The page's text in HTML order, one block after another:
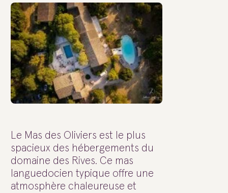
Le Mas des Oliviers est le plus
spacieux des hébergements du
domaine des Rives. Ce mas
languedocien typique offre une
atmosphère chaleureuse et